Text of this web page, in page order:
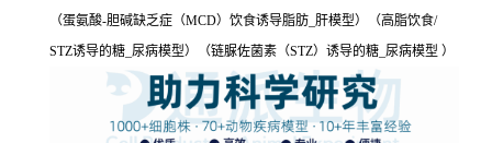
（蛋氨酸-胆碱缺乏症（MCD）饮食诱导脂肪_肝模型）（高脂饮食/
STZ诱导的糖_尿病模型）（链脲佐菌素（STZ）诱导的糖_尿病模型 ）